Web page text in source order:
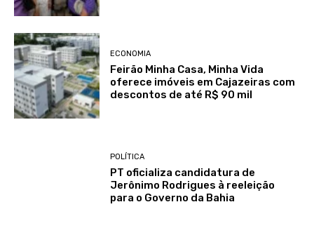
ECONOMIA
Feirão Minha Casa, Minha Vida
oferece imóveis em Cajazeiras com
descontos de até R$ 90 mil
POLÍTICA
PT oficializa candidatura de
Jerônimo Rodrigues à reeleição
para o Governo da Bahia